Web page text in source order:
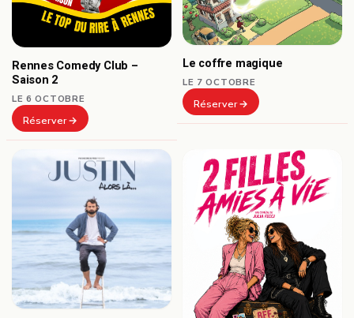
Rennes Comedy Club –
Saison 2
LE 6 OCTOBRE
Réserver
Le coffre magique
LE 7 OCTOBRE
Réserver